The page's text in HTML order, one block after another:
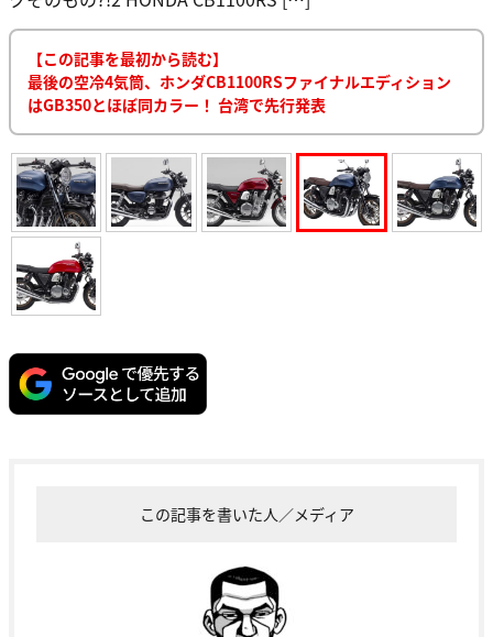
【この記事を最初から読む】
最後の空冷4気筒、ホンダCB1100RSファイナルエディション
はGB350とほぼ同カラー！ 台湾で先行発表
この記事を書いた人／メディア